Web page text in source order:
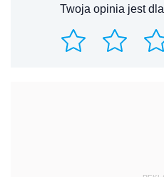
Twoja opinia jest